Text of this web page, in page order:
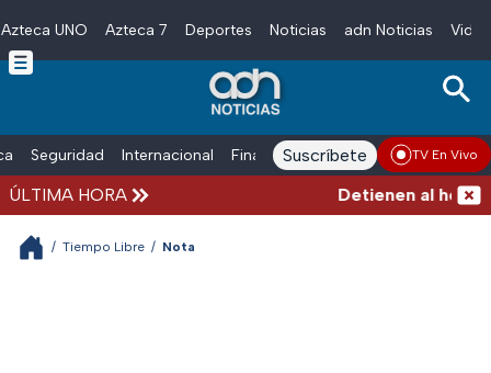
Skip to main content
Azteca UNO Azteca 7 Deportes Noticias adn Noticias
Seguridad Internacional Finanzas adn Noticias Radio
Suscríbete TV En Vivo
ÚLTIMA HORA Detienen al
/ Tiempo Libre / Nota